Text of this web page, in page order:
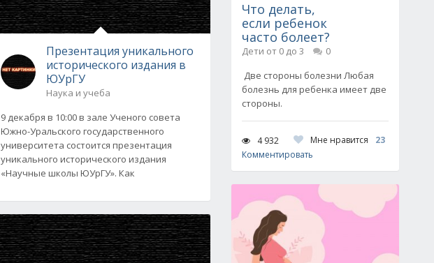
Презентация уникального
исторического издания в
ЮУрГУ
Наука и учеба
9 декабря в 10:00 в зале Ученого совета
Южно-Уральского государственного
университета состоится презентация
уникального исторического издания
«Научные школы ЮУрГУ». Как
Что делать,
если ребенок
часто болеет?
Дети от 0 до 3
0
Две стороны болезни Любая
болезнь для ребенка имеет две
стороны.
4 932 Мне нравится
23
Комментировать